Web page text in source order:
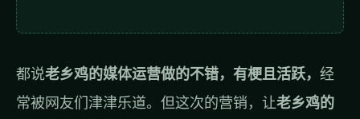
都说老乡鸡的媒体运营做的不错，有梗且活跃， 经
常被网友们津津乐道。但这次的营销，让老乡鸡的